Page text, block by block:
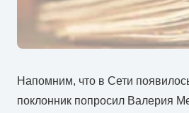
Напомним, что в Сети
поклонник попросил Валерия